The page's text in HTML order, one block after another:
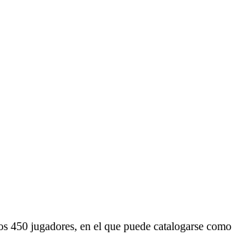
jugadores, en el que puede catalogarse como